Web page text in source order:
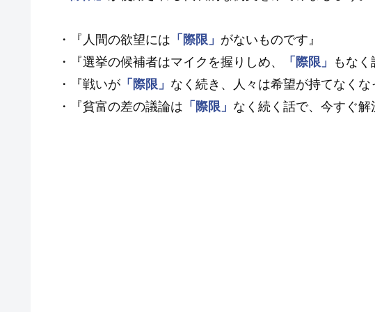
・『人間の欲望には 「際限」 がないものです』
・『選挙の候補者はマイクを握りしめ、
「際限」
もなく
・『戦いが 「際限」 なく続き、人々は希望が持てなくな
・『貧富の差の議論は 「際限」 なく続く話で、今すぐ解